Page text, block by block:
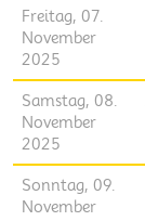
Freitag, 07.
November
2025
Samstag, 08.
November
2025
Sonntag, 09.
November